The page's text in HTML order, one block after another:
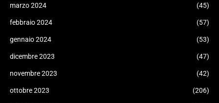
marzo 2024 (45)
febbraio 2024 (57)
gennaio 2024 (53)
dicembre 2023 (47)
novembre 2023 (42)
ottobre 2023 (206)